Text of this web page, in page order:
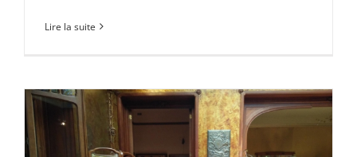
Lire la suite